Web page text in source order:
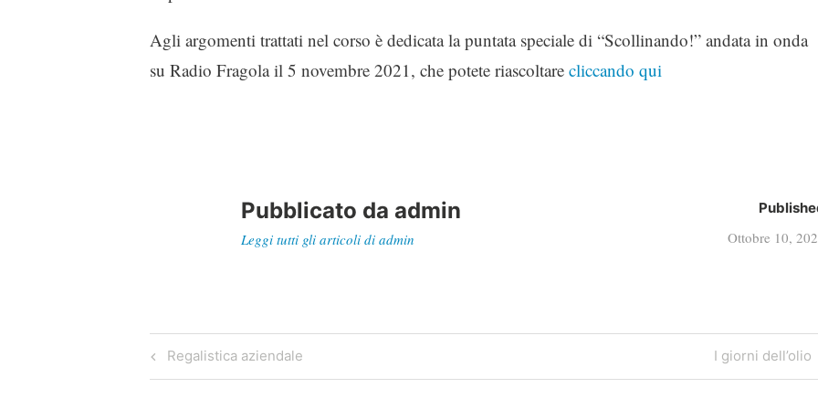
Agli argomenti trattati nel corso è dedicata la puntata speciale di “Scollinando!” andata in onda
su Radio Fragola il 5 novembre 2021, che potete riascoltare cliccando qui
Pubblicato da admin
Leggi tutti gli articoli di admin Ottobre 10,
Navigazione
articoli
Previous
Post
Regalistica aziendale
Next
Post
I giorni dell’olio